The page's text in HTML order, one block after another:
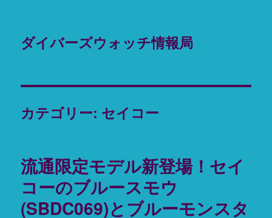
ダイバーズウォッチ情報局
カテゴリー: セイコー
流通限定モデル新登場！セイ
コーのブルースモウ
(SBDC069)とブルーモンスタ